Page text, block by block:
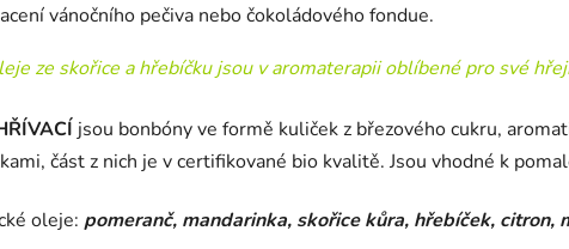
vánočního pečiva nebo čokoládového fondue.
ze skořice a hřebíčku jsou v aromaterapii oblíbené pro své
jsou bonbóny ve formě kuliček z březového cukru,
část z nich je v certifikované bio kvalitě. Jsou vhodné k
oleje: pomeranč, mandarinka, skořice kůra, hřebíček, citron,